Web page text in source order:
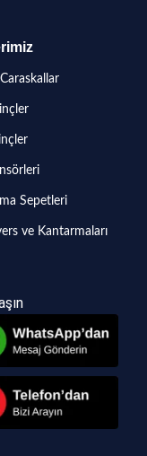
Sepetleri
ve Kantarmaları